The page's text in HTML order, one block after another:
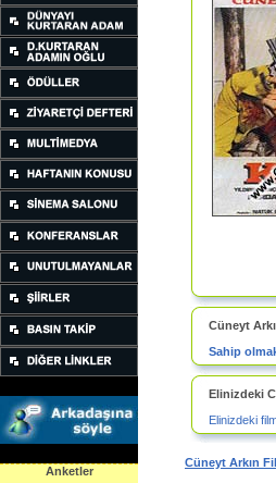
Anketler
Cüneyt
Sahip
Elinizdeki
Elinizdeki
Cüneyt Arkın